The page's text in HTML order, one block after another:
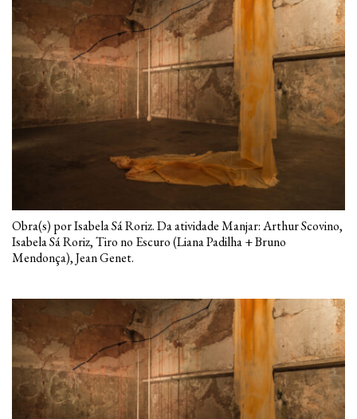
Obra(s) por Isabela Sá Roriz. Da atividade Manjar: Arthur Scovino,
Isabela Sá Roriz, Tiro no Escuro (Liana Padilha + Bruno
Mendonça), Jean Genet.